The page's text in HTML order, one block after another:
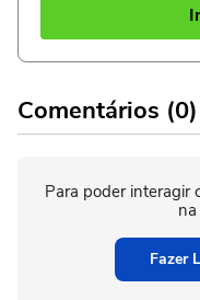
Comentários (0)
Para poder interagir
Fazer